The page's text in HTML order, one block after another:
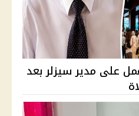
على مدير سيزلر بعد